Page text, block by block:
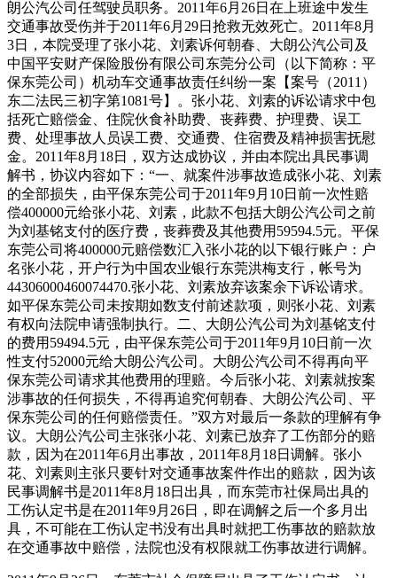
朗公汽公司任驾驶员职务。2011年6月26日在上班途中发生
交通事故受伤并于2011年6月29日抢救无效死亡。2011年8月
3日，本院受理了张小花、刘素诉何朝春、大朗公汽公司及
中国平安财产保险股份有限公司东莞分公司（以下简称：平
保东莞公司）机动车交通事故责任纠纷一案【案号（2011）
东二法民三初字第1081号】。张小花、刘素的诉讼请求中包
括死亡赔偿金、住院伙食补助费、丧葬费、护理费、误工
费、处理事故人员误工费、交通费、住宿费及精神损害抚慰
金。2011年8月18日，双方达成协议，并由本院出具民事调
解书，协议内容如下：“一、就案件涉事故造成张小花、刘素
的全部损失，由平保东莞公司于2011年9月10日前一次性赔
偿400000元给张小花、刘素，此款不包括大朗公汽公司之前
为刘基铭支付的医疗费，丧葬费及其他费用59594.5元。平保
东莞公司将400000元赔偿数汇入张小花的以下银行账户：户
名张小花，开户行为中国农业银行东莞洪梅支行，帐号为
44306000460074470.张小花、刘素放弃该案余下诉讼请求。
如平保东莞公司未按期如数支付前述款项，则张小花、刘素
有权向法院申请强制执行。二、大朗公汽公司为刘基铭支付
的费用59494.5元，由平保东莞公司于2011年9月10日前一次
性支付52000元给大朗公汽公司。大朗公汽公司不得再向平
保东莞公司请求其他费用的理赔。今后张小花、刘素就按案
涉事故的任何损失，不得再追究何朝春、大朗公汽公司、平
保东莞公司的任何赔偿责任。”双方对最后一条款的理解有争
议。大朗公汽公司主张张小花、刘素已放弃了工伤部分的赔
款，因为在2011年6月出事故，2011年8月18日调解。张小
花、刘素则主张只要针对交通事故案件作出的赔款，因为该
民事调解书是2011年8月18日出具，而东莞市社保局出具的
工伤认定书是在2011年9月26日，即在调解之后一个多月出
具，不可能在工伤认定书没有出具时就把工伤事故的赔款放
在交通事故中赔偿，法院也没有权限就工伤事故进行调解。